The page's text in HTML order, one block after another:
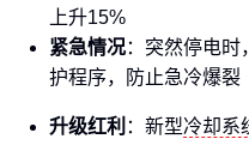
上升15%
紧急情况：突然停电时
护程序，防止急冷爆裂
升级红利 ：新型冷却系